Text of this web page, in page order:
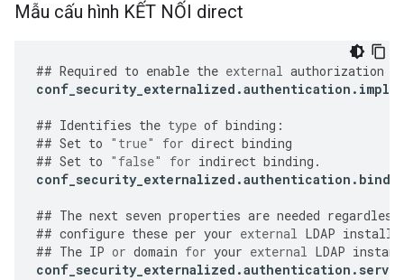
Mẫu cấu hình KẾT NỐI direct
## Required to enable the external authorization
conf_security_externalized .authentication .
## Identifies the type of binding :
## Set to "true" for direct binding
## Set to "false" for indirect binding .
conf_security_externalized .authentication . bind
## The next seven properties are needed regardless
## configure these per your external LDAP
## The IP or domain for your external LDAP
conf_security_externalized .authentication . server